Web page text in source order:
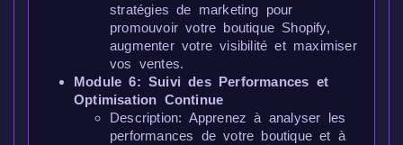
stratégies de marketing pour
promouvoir votre boutique Shopify,
augmenter votre visibilité et maximiser
vos ventes.
Module 6: Suivi des Performances et
Optimisation Continue
Description: Apprenez à analyser les
performances de votre boutique et à